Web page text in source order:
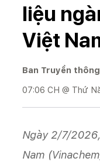
liệu
Việt
Ban Truyền
07:06 CH @ Thứ
Ngày 2/7/
Nam